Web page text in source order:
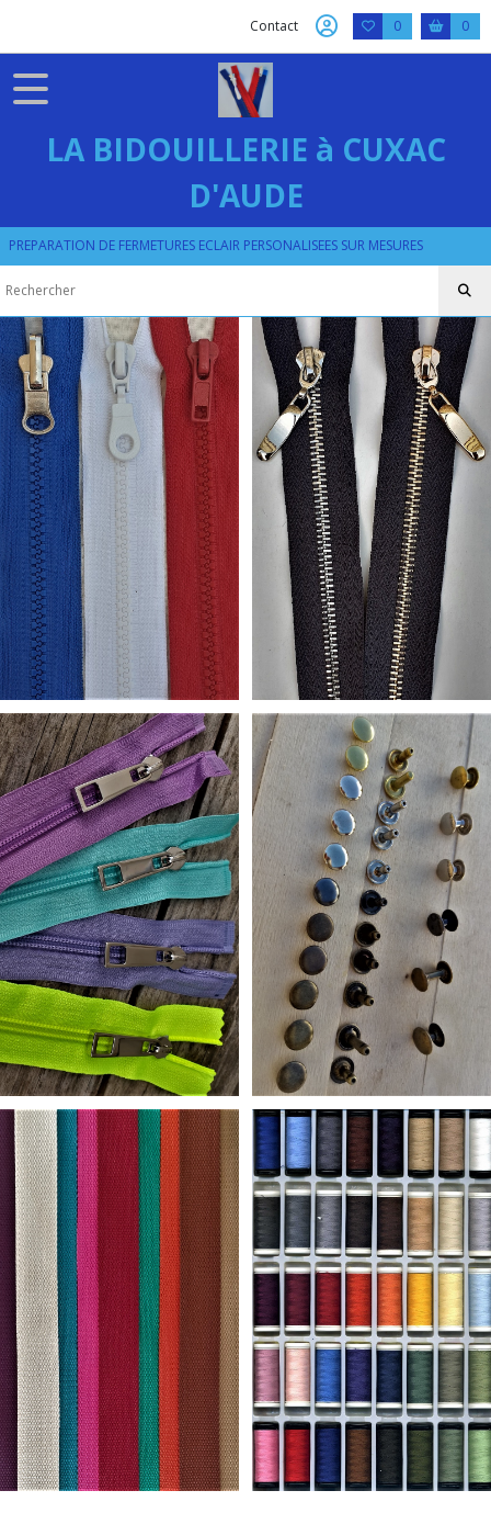
Contact 0 0
LA BIDOUILLERIE à CUXAC
D'AUDE
PREPARATION DE FERMETURES ECLAIR PERSONALISEES SUR MESURES
FERMETURE PLASTIQUE SUR
MESURE
Classiques ou Réversible
FERMETURE EN METAL SUR
MESURE
Série 12
FERMETURE EN NYLON SUR
MESURE
Série 01
RIVETS OEILLETS BOUTONS
PRESSIONS